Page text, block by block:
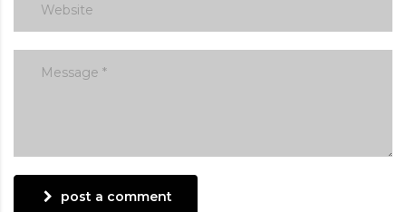
post a comment